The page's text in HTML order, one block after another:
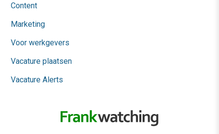
Content
Marketing
Voor werkgevers
Vacature plaatsen
Vacature Alerts